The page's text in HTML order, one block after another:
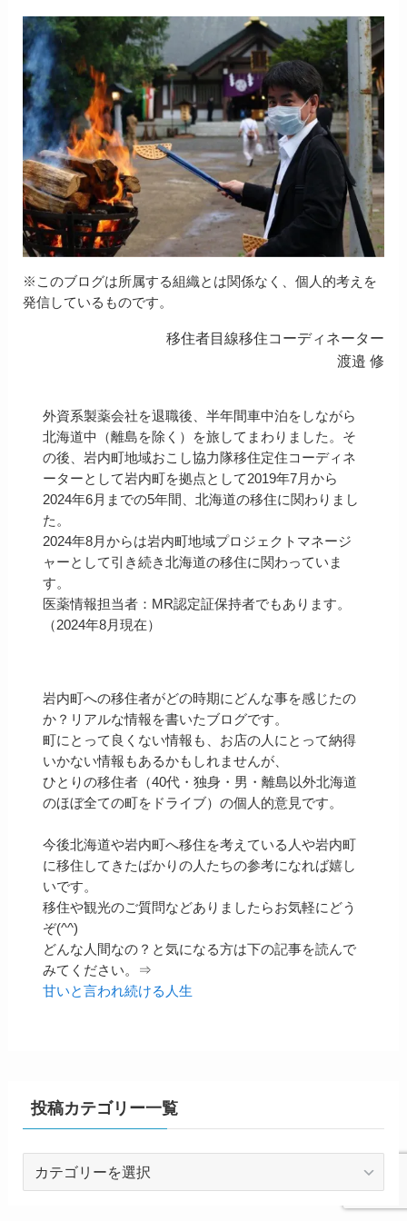
※このブログは所属する組織とは関係なく、個人的考えを
発信しているものです。
移住者目線移住コーディネーター
渡邉 修
外資系製薬会社を退職後、半年間車中泊をしながら
北海道中（離島を除く）を旅してまわりました。そ
の後、岩内町地域おこし協力隊移住定住コーディネ
ーターとして岩内町を拠点として2019年7月から
2024年6月までの5年間、北海道の移住に関わりまし
た。
2024年8月からは岩内町地域プロジェクトマネージ
ャーとして引き続き北海道の移住に関わっていま
す。
医薬情報担当者：MR認定証保持者でもあります。
（2024年8月現在）
岩内町への移住者がどの時期にどんな事を感じたの
か？リアルな情報を書いたブログです。
町にとって良くない情報も、お店の人にとって納得
いかない情報もあるかもしれませんが、
ひとりの移住者（40代・独身・男・離島以外北海道
のほぼ全ての町をドライブ）の個人的意見です。
今後北海道や岩内町へ移住を考えている人や岩内町
に移住してきたばかりの人たちの参考になれば嬉し
いです。
移住や観光のご質問などありましたらお気軽にどう
ぞ(^^)
どんな人間なの？と気になる方は下の記事を読んで
みてください。⇒
甘いと言われ続ける人生
投稿カテゴリー一覧